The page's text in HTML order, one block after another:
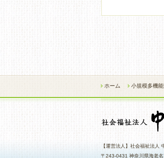
ホーム 小規模多機
【運営法人】社会福祉法人
〒243-0431 神奈川県海老名